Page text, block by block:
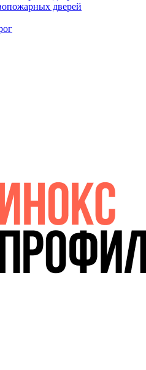
дверей